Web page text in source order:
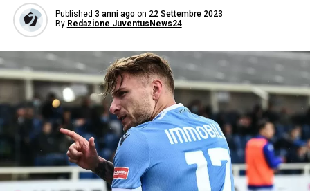
Published 3 anni ago on 22 Settembre 2023
By Redazione JuventusNews24